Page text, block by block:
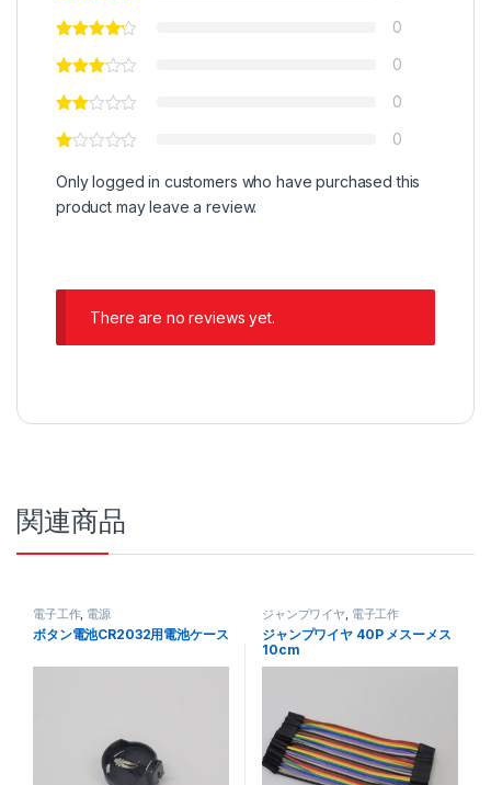
0
0
0
0
Only logged in customers who have purchased this
product may leave a review.
There are no reviews yet.
関連商品
電子工作, 電源
ボタン電池CR2032用電池ケース
ジャンプワイヤ, 電子工作
ジャンプワイヤ 40P メスーメス
10cm